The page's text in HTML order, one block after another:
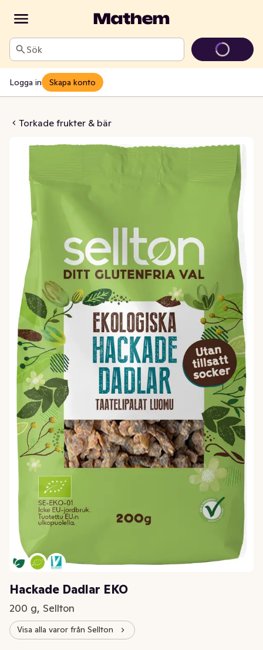
Sök
Logga in Skapa konto
Torkade frukter & bär
Dadlar EKO
Hackade Dadlar EKO
200 g, Sellton
Visa alla varor från Sellton